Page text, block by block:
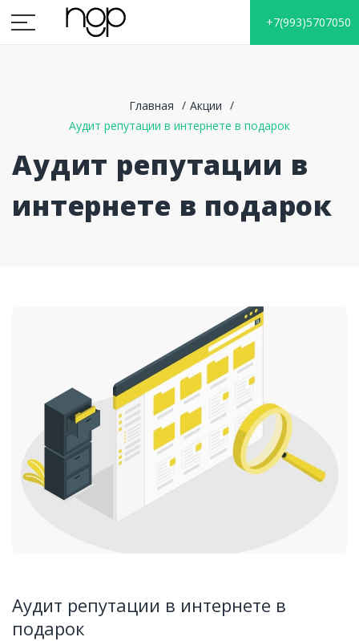
+7(993)5707050
Главная
Акции
Аудит репутации в интернете в подарок
Аудит репутации в
интернете в подарок
Аудит репутации в интернете в
подарок